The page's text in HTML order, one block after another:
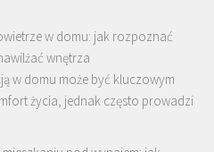
w domu: jak rozpoznać
wnętrza
w domu może być kluczowym
życia, jednak często prowadzi